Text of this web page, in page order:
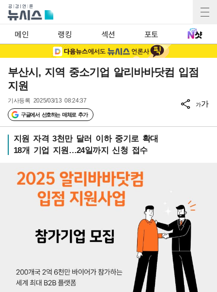
메인 랭킹 섹션 포토
부산시, 지역 중소기업 알리바바닷컴 입점
지원
기사등록 2025/03/13 08:24:37
구글에서 선호하는 매체로 추가
가가
지원 자격 3천만 달러 이하 중기로 확대
18개 기업 지원…24일까지 신청 접수